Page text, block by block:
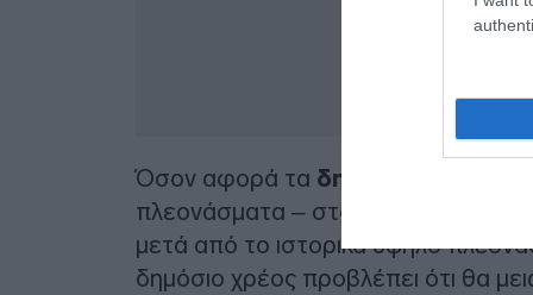
Όσον αφορά τα δημόσια οικονομικά
πλεονάσματα – στο 2,6 % του ΑΕΠ
μετά από το ιστορικά υψηλό
δημόσιο χρέος προβλέπει ότι θα